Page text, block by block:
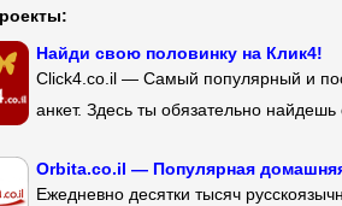
Найди свою половинку на Клик4!
Click4.co.il — Самый популярный и
анкет. Здесь ты обязательно
Orbita.co.il — Популярная
Ежедневно десятки тысяч